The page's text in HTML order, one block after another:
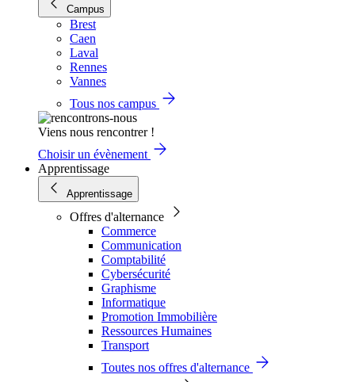
Campus
Brest
Caen
Laval
Rennes
Vannes
Tous nos campus
Viens nous rencontrer !
Choisir un évènement
Apprentissage
Apprentissage
Offres d'alternance
Commerce
Communication
Comptabilité
Cybersécurité
Graphisme
Informatique
Promotion Immobilière
Ressources Humaines
Transport
Toutes nos offres d'alternance